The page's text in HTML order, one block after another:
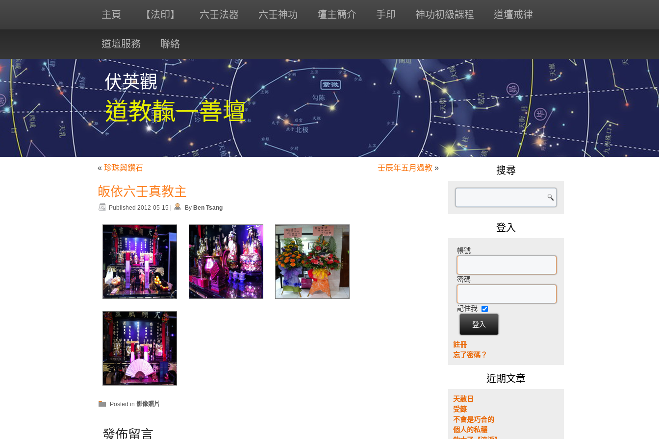
主頁 【法印】 六壬法器 六壬神功 壇主簡介 手印 神功初級課程 道壇戒律
道壇服務 聯絡
道教靝一善壇
伏英觀
« 珍珠與鑽石 壬辰年五月過教 »
皈依六壬真教主
Published 2012-05-15 By Ben Tsang
Posted in 影像照片
發佈留言
搜尋
登入
帳號
密碼
記住我
註冊
忘了密碼？
近期文章
天赦日
受籙
不會是巧合的
個人的私穩